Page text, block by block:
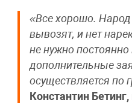
«Все хорошо. Народ
вывозят, и нет
не нужно
дополнительные
осуществляется по
Константин